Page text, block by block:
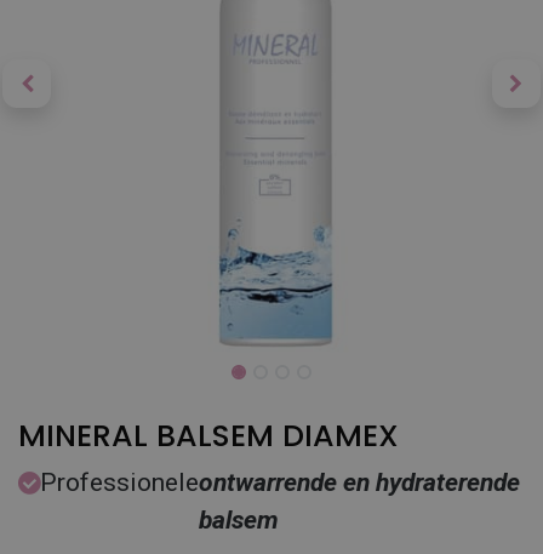
MINERAL BALSEM DIAMEX
Professioneleontwarrende en hydraterende
balsem